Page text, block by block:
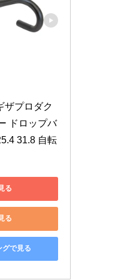
ザプロダク
ドロップバ
31.8 自転
る
る
グで見る